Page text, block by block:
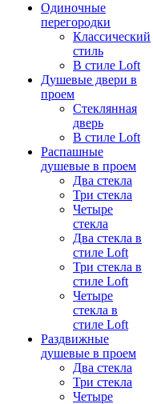
Одиночные
перегородки
Классический
стиль
В стиле Loft
Душевые двери в
проем
Стеклянная
дверь
В стиле Loft
Распашные
душевые в проем
Два стекла
Три стекла
Четыре
стекла
Два стекла в
стиле Loft
Три стекла в
стиле Loft
Четыре
стекла в
стиле Loft
Раздвижные
душевые в проем
Два стекла
Три стекла
Четыре